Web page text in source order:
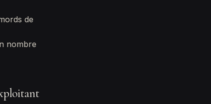
de
nombre